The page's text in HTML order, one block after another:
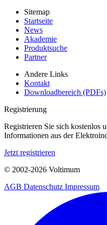
Sitemap
Startseite
News
Akademie
Produktsuche
Partner
Andere Links
Kontakt
Downloadbereich (PDFs)
Registrierung
Registrieren Sie sich kostenlos
Informationen aus der
Jetzt registrieren
© 2002-2026 Voltimum
AGB Datenschutz Impressum